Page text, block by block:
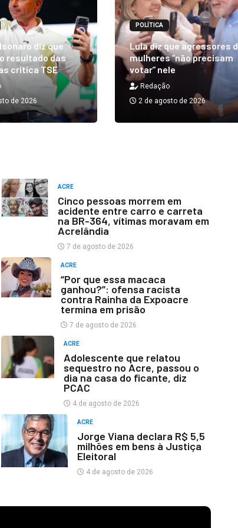
diz que
resultado das
critica TSE
de 2026
POLÍTICA
Lula diz que agressores
mulheres “não precisam
votar” nele
Redação
2 de agosto de 2026
ACRE
Cinco pessoas morrem em
acidente entre carro e carreta
na BR-364, vítimas moravam em
Acrelândia
7 de agosto de 2026
ACRE
“Por que essa macaca
ganhou?”: ofensa racista
contra Rainha da Expoacre
termina em prisão
7 de agosto de 2026
ACRE
Adolescente que relatou
sequestro no Acre, passou o
dia na casa do ficante, diz
PCAC
4 de agosto de 2026
ACRE
Jorge Viana declara R$ 5,5
milhões em bens à Justiça
Eleitoral
4 de agosto de 2026